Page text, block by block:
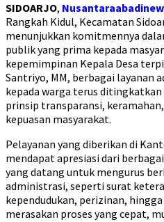
SIDOARJO,
Rangkah Kidul, Kecamatan
menunjukkan komitmennya
publik yang prima kepada
kepemimpinan Kepala Desa
Santriyo, MM, berbagai layanan
kepada warga terus
prinsip transparansi,
kepuasan masyarakat.
Pelayanan yang diberikan di
mendapat apresiasi dari
yang datang untuk mengurus
administrasi, seperti surat
kependudukan, perizinan,
merasakan proses yang cepat,